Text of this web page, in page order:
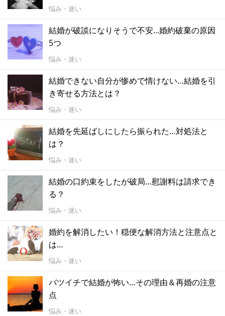
悩み・迷い
結婚が破談になりそうで不安...婚約破棄の原因
5つ
悩み・迷い
結婚できない自分が惨めで情けない…結婚を引
き寄せる方法とは？
悩み・迷い
結婚を先延ばしにしたら振られた…対処法と
は？
悩み・迷い
結婚の口約束をしたが破局…慰謝料は請求でき
る？
悩み・迷い
婚約を解消したい！穏便な解消方法と注意点と
は…
悩み・迷い
バツイチで結婚が怖い…その理由＆再婚の注意
点
悩み・迷い